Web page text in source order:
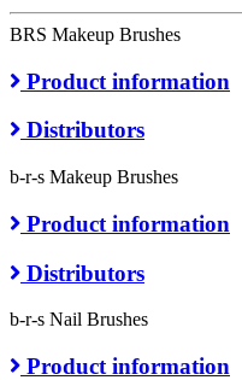
BRS Makeup Brushes
Product information
Distributors
b-r-s Makeup Brushes
Product information
Distributors
b-r-s Nail Brushes
Product information